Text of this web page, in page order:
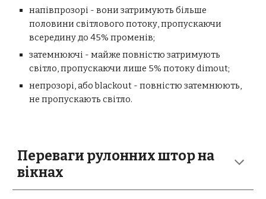
напівпрозорі - вони затримують більше
половини світлового потоку, пропускаючи
всередину до 45% променів;
затемнюючі - майже повністю затримують
світло, пропускаючи лише 5% потоку dimout;
непрозорі, або blackout - повністю затемнюють,
не пропускають світло.
Переваги рулонних штор на
вікнах